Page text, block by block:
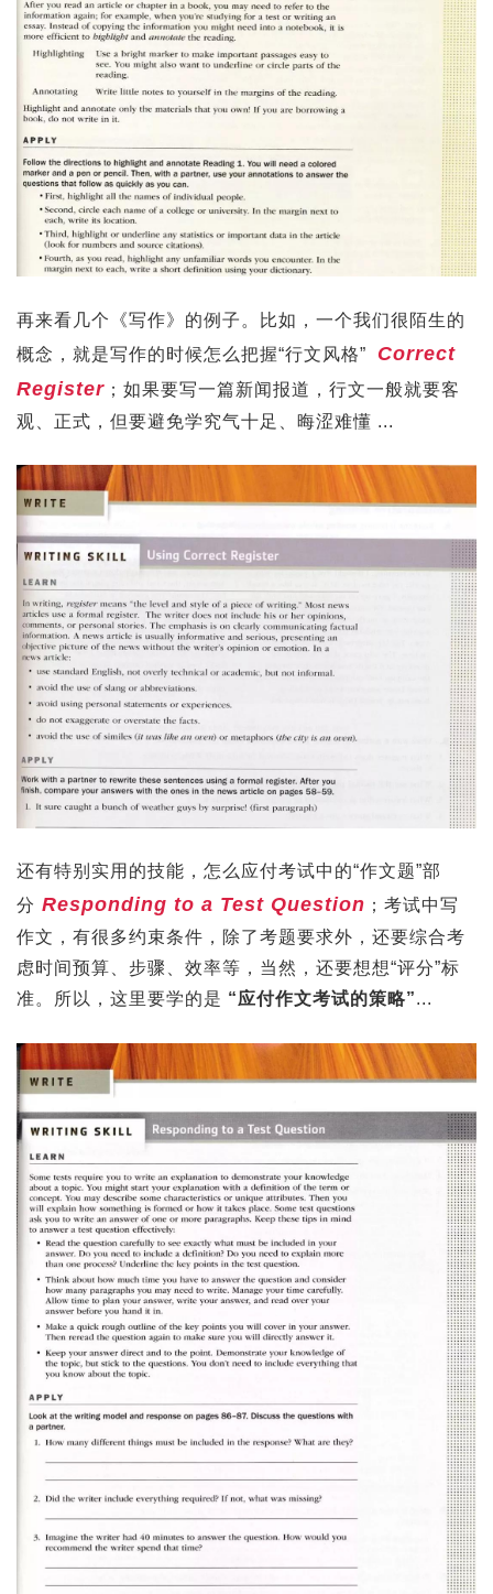
再来看几个《写作》的例子。比如，一个我们很陌生的
概念，就是写作的时候怎么把握“行文风格” Correct
Register ；如果要写一篇新闻报道，行文一般就要客
观、正式，但要避免学究气十足、晦涩难懂 ...
还有特别实用的技能，怎么应付考试中的“作文题”部
分 Responding to a Test Question ；考试中写
作文，有很多约束条件，除了考题要求外，还要综合考
虑时间预算、步骤、效率等，当然，还要想想“评分”标
准。所以，这里要学的是 “应付作文考试的策略”...